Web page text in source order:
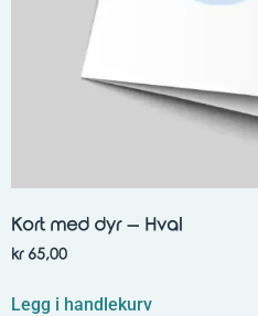
Kort med dyr – Hval
kr65,00
Legg i handlekurv